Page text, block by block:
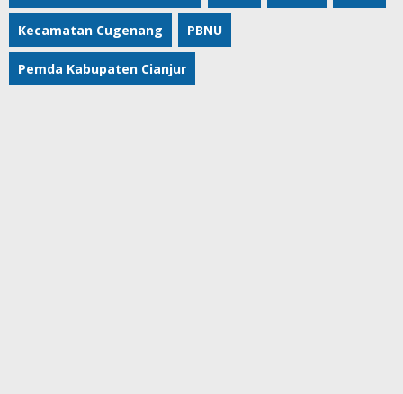
Kecamatan Cugenang PBNU
Pemda Kabupaten Cianjur